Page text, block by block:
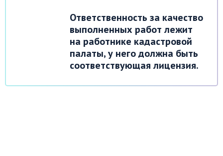
Ответственность за качество
выполненных работ лежит
на работнике кадастровой
палаты, у него должна быть
соответствующая лицензия.